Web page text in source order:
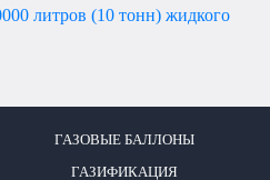
литров (10 тонн) жидкого
ГАЗОВЫЕ БАЛЛОНЫ
ГАЗИФИКАЦИЯ